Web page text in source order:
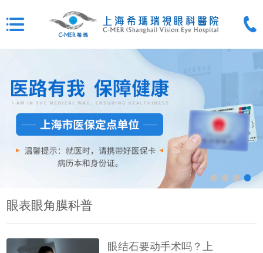
眼表眼角膜科普
眼结石要动手术吗？上